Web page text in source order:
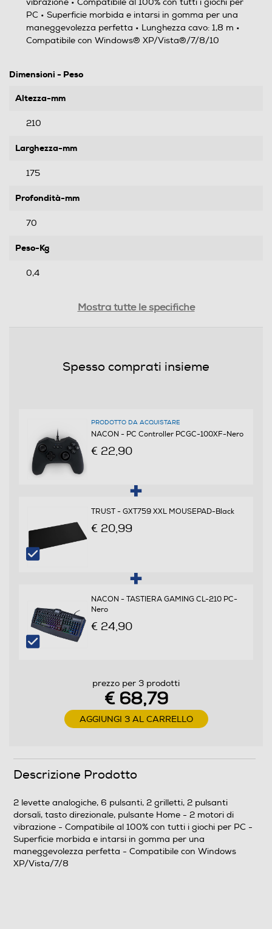
vibrazione • Compatibile al 100% con tutti i giochi per
PC • Superficie morbida e intarsi in gomma per una
maneggevolezza perfetta • Lunghezza cavo: 1,8 m •
Compatibile con Windows® XP/Vista®/7/8/10
Dimensioni - Peso
Altezza-mm
210
Larghezza-mm
175
Profondità-mm
70
Peso-Kg
0,4
Informazioni sulla sicurezza del prodotto
Mostra tutte le specifiche
Spesso comprati insieme
PRODOTTO DA ACQUISTARE
NACON - PC Controller PCGC-100XF-Nero
€ 22,90
TRUST - GXT759 XXL MOUSEPAD-Black
€ 20,99
NACON - TASTIERA GAMING CL-210 PC-
Nero
€ 24,90
prezzo per 3 prodotti
€ 68,79
AGGIUNGI 3 AL CARRELLO
Descrizione Prodotto
2 levette analogiche, 6 pulsanti, 2 grilletti, 2 pulsanti
dorsali, tasto direzionale, pulsante Home - 2 motori di
vibrazione - Compatibile al 100% con tutti i giochi per PC -
Superficie morbida e intarsi in gomma per una
maneggevolezza perfetta - Compatibile con Windows
XP/Vista/7/8